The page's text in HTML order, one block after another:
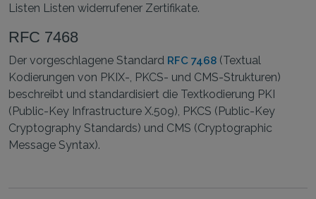
Listen Listen widerrufener Zertifikate.
RFC 7468
Der vorgeschlagene Standard RFC 7468 (Textual
Kodierungen von PKIX-, PKCS- und CMS-Strukturen)
beschreibt und standardisiert die Textkodierung PKI
(Public-Key Infrastructure X.509), PKCS (Public-Key
Cryptography Standards) und CMS (Cryptographic
Message Syntax).